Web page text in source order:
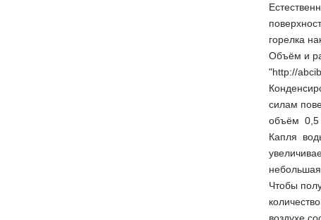
горелка
Объём и
"http://
силам
объём 0,5
Капля
Чтобы
воздухе